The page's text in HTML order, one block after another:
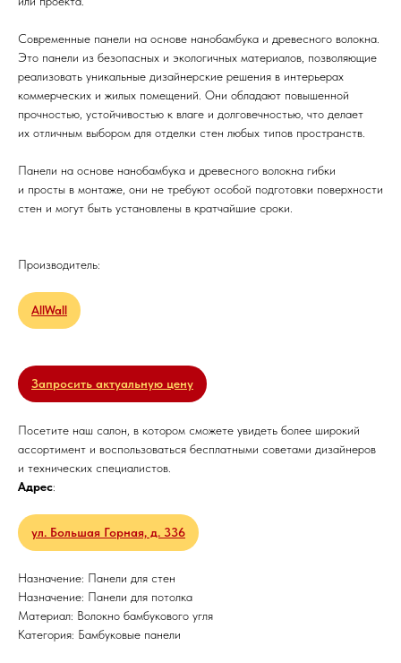
Современные панели на основе нанобамбука и древесного волокна.
Это панели из безопасных и экологичных материалов, позволяющие
реализовать уникальные дизайнерские решения в интерьерах
коммерческих и жилых помещений. Они обладают повышенной
прочностью, устойчивостью к влаге и долговечностью, что делает
их отличным выбором для отделки стен любых типов пространств.
Панели на основе нанобамбука и древесного волокна гибки
и просты в монтаже, они не требуют особой подготовки поверхности
стен и могут быть установлены в кратчайшие сроки.
Производитель:
AllWall
Запросить актуальную цену
Посетите наш салон, в котором сможете увидеть более широкий
ассортимент и воспользоваться бесплатными советами дизайнеров
и технических специалистов.
Адрес:
ул. Большая Горная, д. 336
Назначение: Панели для стен
Назначение: Панели для потолка
Материал: Волокно бамбукового угля
Категория: Бамбуковые панели